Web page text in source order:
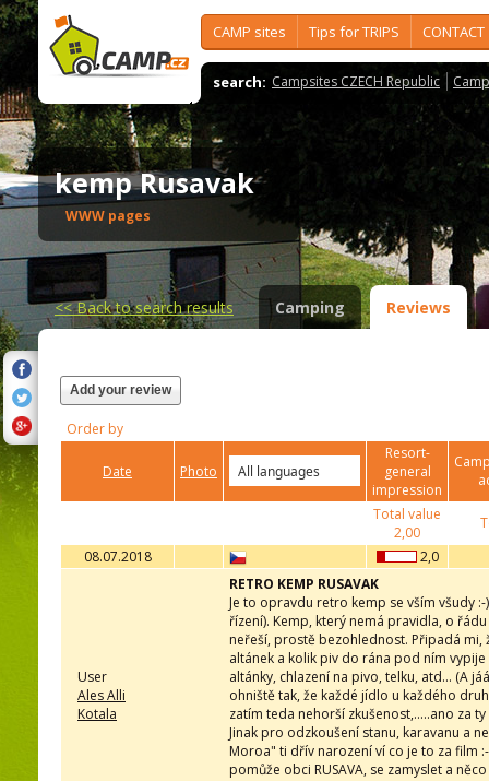
CAMP sites Tips for TRIPS CONTACT
search: Campsites CZECH Republic
kemp Rusavak
WWW pages
<<Back to search results Camping Reviews
Add your review
Order by
Date Photo
Resort-
general
impression
Total value
2,00
08.07.2018
2,0
User
Ales Alli
Kotala
RETRO KEMP RUSAVAK
Je to opravdu retro kemp se vším všudy
řízení). Kemp, který nemá pravidla, o
neřeší, prostě bezohlednost. Připadá
altánek a kolik piv do rána pod ním
altánky, chlazení na pivo, telku, atd... (A
ohniště tak, že každé jídlo u každého
zatím teda nehorší zkušenost,.....ano za
Jinak pro odzkoušení stanu, karavanu a
Moroa" ti dřív narození ví co je to za film
pomůže obci RUSAVA, se zamyslet a